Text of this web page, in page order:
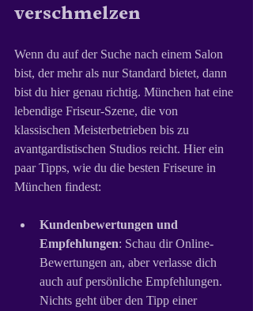
verschmelzen
Wenn du auf der Suche nach einem Salon
bist, der mehr als nur Standard bietet, dann
bist du hier genau richtig. München hat eine
lebendige Friseur-Szene, die von
klassischen Meisterbetrieben bis zu
avantgardistischen Studios reicht. Hier ein
paar Tipps, wie du die besten Friseure in
München findest:
Kundenbewertungen und
Empfehlungen: Schau dir Online-
Bewertungen an, aber verlasse dich
auch auf persönliche Empfehlungen.
Nichts geht über den Tipp einer